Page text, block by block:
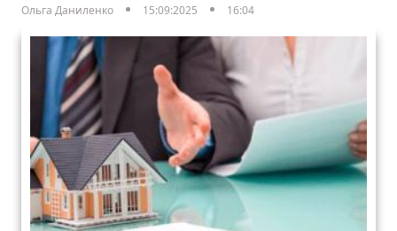
Ольга Даниленко 15:09:2025 16:04